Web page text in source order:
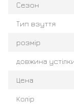
Сезон
Тип взуття
розмір
довжина
Цена
Колір